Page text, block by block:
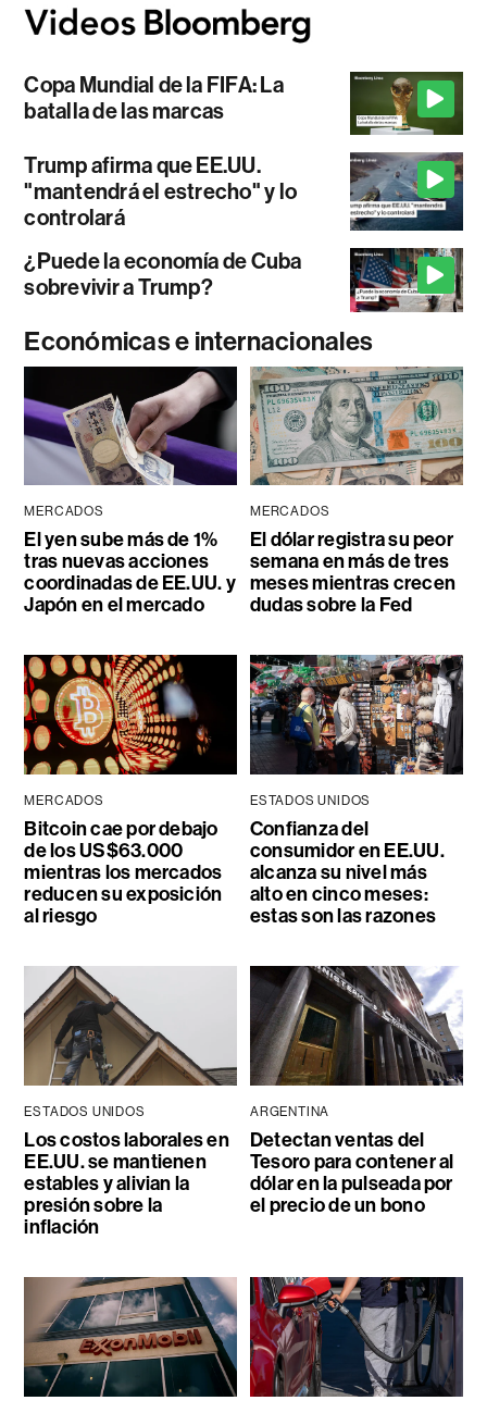
Copa Mundial de la FIFA: La
batalla de las marcas
Trump afirma que EE.UU.
"mantendrá el estrecho" y lo
controlará
¿Puede la economía de Cuba
sobrevivir a Trump?
Económicas e internacionales
MERCADOS
El yen sube más de 1%
tras nuevas acciones
coordinadas de EE.UU. y
Japón en el mercado
MERCADOS
El dólar registra su peor
semana en más de tres
meses mientras crecen
dudas sobre la Fed
MERCADOS
Bitcoin cae por debajo
de los US$63.000
mientras los mercados
reducen su exposición
al riesgo
ESTADOS UNIDOS
Confianza del
consumidor en EE.UU.
alcanza su nivel más
alto en cinco meses:
estas son las razones
ESTADOS UNIDOS
Los costos laborales en
EE.UU. se mantienen
estables y alivian la
presión sobre la
inflación
ARGENTINA
Detectan ventas del
Tesoro para contener al
dólar en la pulseada por
el precio de un bono